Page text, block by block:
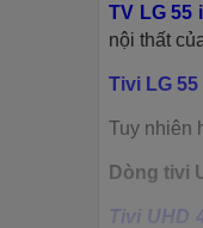
TV LG 55
nội thất
Tivi LG
Tuy nhiên
Dòng tivi
Tivi UHD